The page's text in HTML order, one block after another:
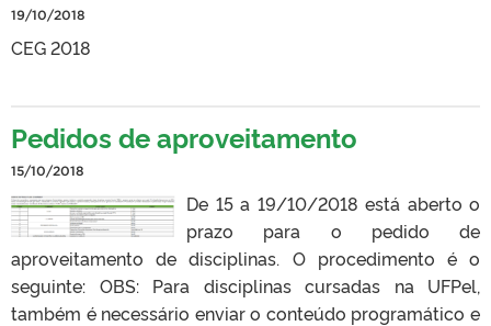
19/10/2018
CEG 2018
Pedidos de aproveitamento
15/10/2018
De 15 a 19/10/2018 está aberto o
prazo para o pedido de
aproveitamento de disciplinas. O procedimento é o
seguinte: OBS: Para disciplinas cursadas na UFPel,
também é necessário enviar o conteúdo programático e